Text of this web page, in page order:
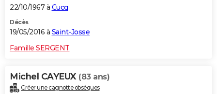
22/10/1967 à Cucq
Décès
19/05/2016 à Saint-Josse
Famille SERGENT
Michel CAYEUX (83 ans)
Créer une cagnotte obsèques